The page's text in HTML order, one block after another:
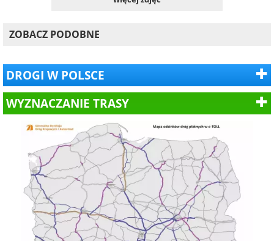
ZOBACZ PODOBNE
DROGI W POLSCE
WYZNACZANIE TRASY